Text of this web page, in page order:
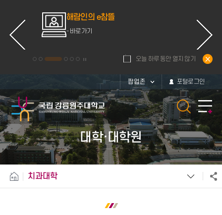
해람인의 e참뜰
- 바로가기
오늘 하루 동안 열지 않기
팝업존 포털로그인
대학·대학원
치과대학